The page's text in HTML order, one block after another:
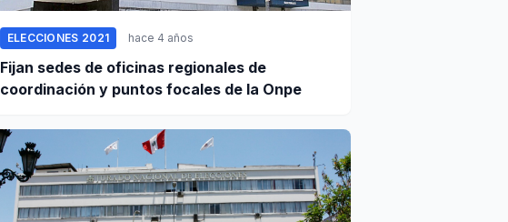
ELECCIONES 2021 hace 4 años
Fijan sedes de oficinas regionales de
coordinación y puntos focales de la Onpe